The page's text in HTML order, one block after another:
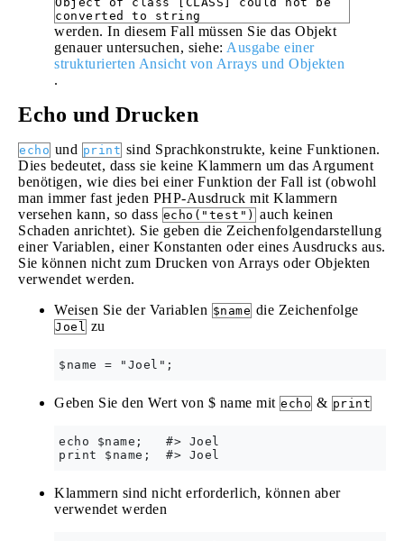
converted to string
werden. In diesem Fall müssen Sie das Objekt
genauer untersuchen, siehe: Ausgabe einer
strukturierten Ansicht von Arrays und Objekten
.
Echo und Drucken
echo und print sind Sprachkonstrukte, keine Funktionen.
Dies bedeutet, dass sie keine Klammern um das Argument
benötigen, wie dies bei einer Funktion der Fall ist (obwohl
man immer fast jeden PHP-Ausdruck mit Klammern
versehen kann, so dass echo("test") auch keinen
Schaden anrichtet). Sie geben die Zeichenfolgendarstellung
einer Variablen, einer Konstanten oder eines Ausdrucks aus.
Sie können nicht zum Drucken von Arrays oder Objekten
verwendet werden.
Weisen Sie der Variablen $name die Zeichenfolge
Joel zu
Geben Sie den Wert von $ name mit echo & print
echo $name;   #> Joel
Klammern sind nicht erforderlich, können aber
verwendet werden